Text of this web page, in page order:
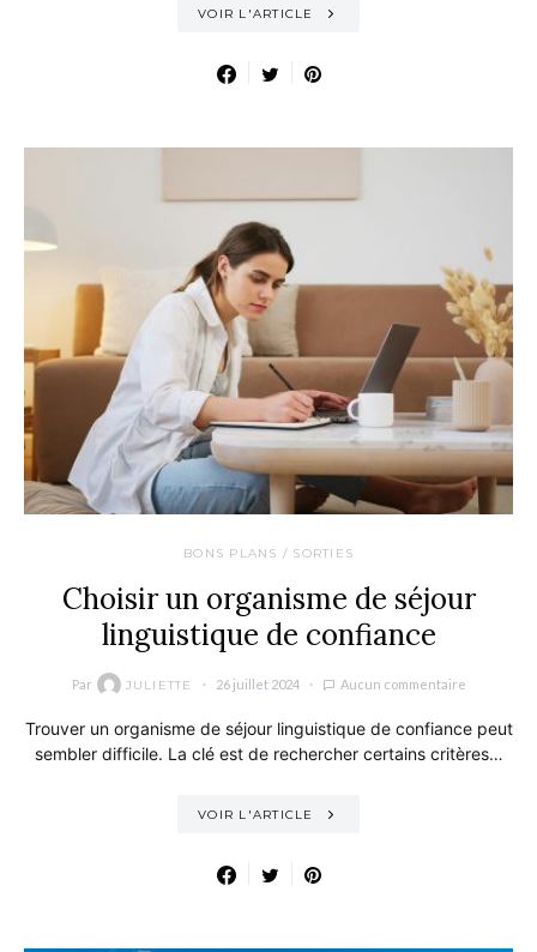
VOIR L'ARTICLE
BONS PLANS / SORTIES
Choisir un organisme de séjour
linguistique de confiance
Par JULIETTE 26 juillet 2024 Aucun commentaire
Trouver un organisme de séjour linguistique de confiance peut
sembler difficile. La clé est de rechercher certains critères…
VOIR L'ARTICLE